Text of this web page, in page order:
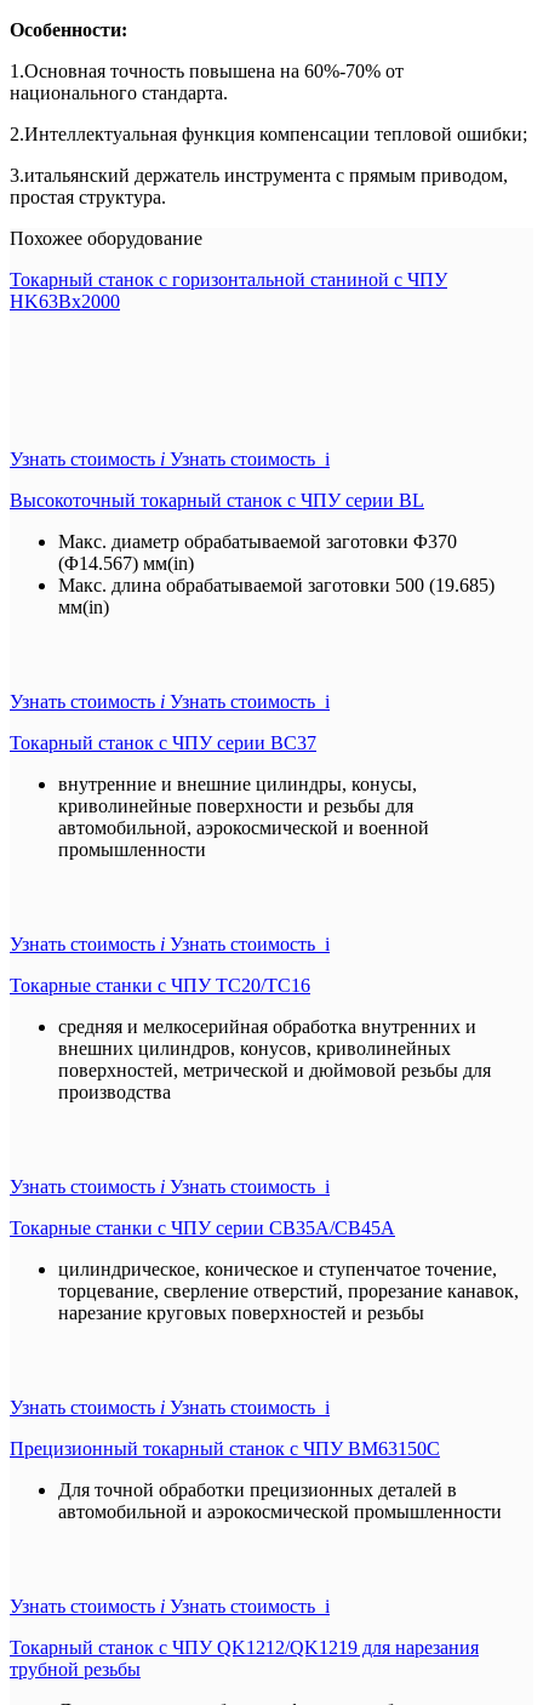
Особенности:
1.Основная точность повышена на 60%-70% от
национального стандарта.
2.Интеллектуальная функция компенсации тепловой ошибки;
3.итальянский держатель инструмента с прямым приводом,
простая структура.
Похожее оборудование
Токарный станок с горизонтальной станиной с ЧПУ
HK63Bx2000
Узнать стоимость i Узнать стоимость i
Высокоточный токарный станок с ЧПУ серии BL
Макс. диаметр обрабатываемой заготовки Φ370
(Φ14.567) мм(in)
Макс. длина обрабатываемой заготовки 500 (19.685)
мм(in)
Узнать стоимость i Узнать стоимость i
Токарный станок с ЧПУ серии BC37
внутренние и внешние цилиндры, конусы,
криволинейные поверхности и резьбы для
автомобильной, аэрокосмической и военной
промышленности
Узнать стоимость i Узнать стоимость i
Токарные станки с ЧПУ TC20/TC16
средняя и мелкосерийная обработка внутренних и
внешних цилиндров, конусов, криволинейных
поверхностей, метрической и дюймовой резьбы для
производства
Узнать стоимость i Узнать стоимость i
Токарные станки с ЧПУ серии CB35A/CB45A
цилиндрическое, коническое и ступенчатое точение,
торцевание, сверление отверстий, прорезание канавок,
нарезание круговых поверхностей и резьбы
Узнать стоимость i Узнать стоимость i
Прецизионный токарный станок с ЧПУ BM63150C
Для точной обработки прецизионных деталей в
автомобильной и аэрокосмической промышленности
Узнать стоимость i Узнать стоимость i
Токарный станок с ЧПУ QK1212/QK1219 для нарезания
трубной резьбы